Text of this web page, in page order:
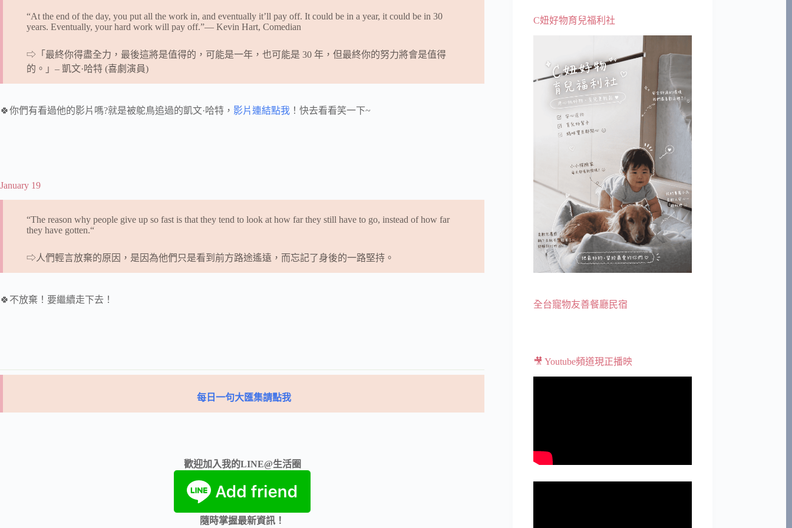
“At the end of the day, you put all the work in, and eventually it’ll pay off. It could be in a year, it could be in 30
years. Eventually, your hard work will pay off.”— Kevin Hart, Comedian
⇨「最終你得盡全力，最後這將是值得的，可能是一年，也可能是 30 年，但最終你的努力將會是值得
的。」– 凱文·哈特 (喜劇演員)
🍀你們有看過他的影片嗎?就是被鴕鳥追過的凱文·哈特， 影片連結點我 ！快去看看笑一下~
January 19
“The reason why people give up so fast is that they tend to look at how far they still have to go, instead of how far
they have gotten.“
⇨人們輕言放棄的原因，是因為他們只是看到前方路途遙遠，而忘記了身後的一路堅持。
🍀不放棄！要繼續走下去！
每日一句大匯集請點我
歡迎加入我的LINE@生活圈
隨時掌握最新資訊！
C妞好物育兒福利社
全台寵物友善餐廳民宿
🎥 Youtube頻道現正播映